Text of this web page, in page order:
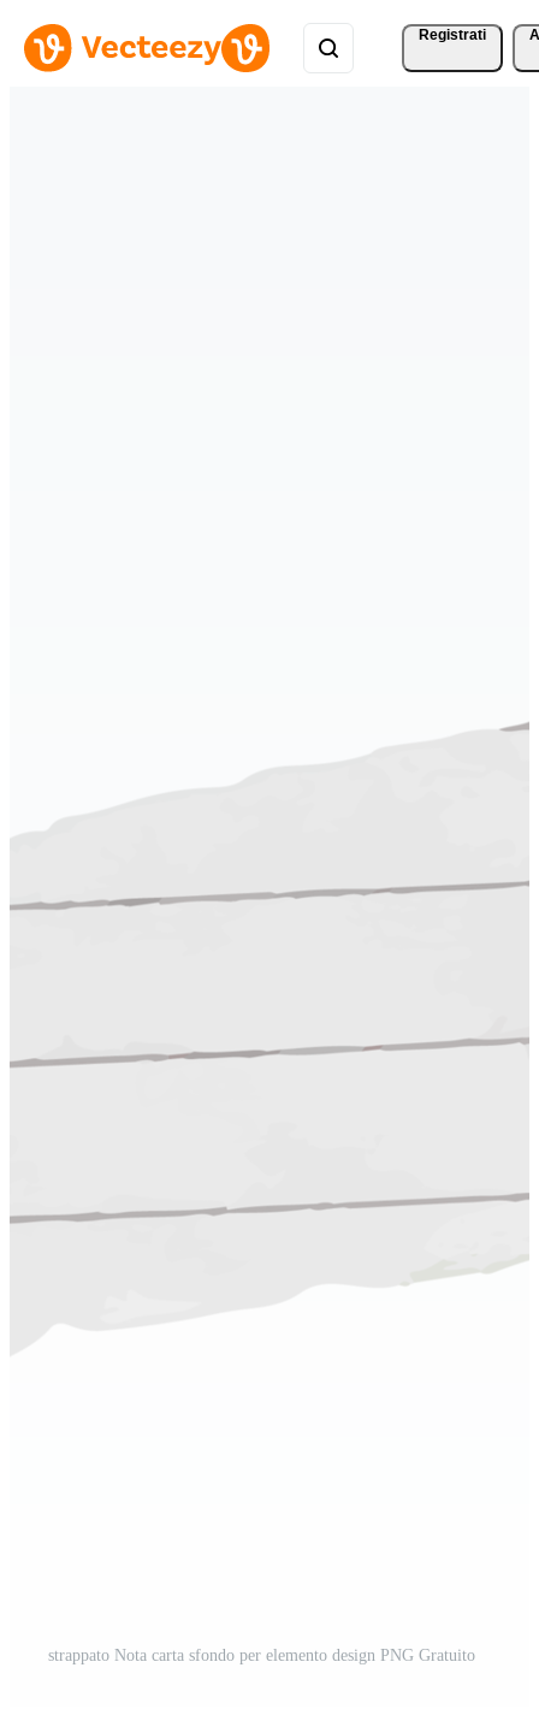
Registrati
strappato Nota carta sfondo per elemento design PNG Gratuito